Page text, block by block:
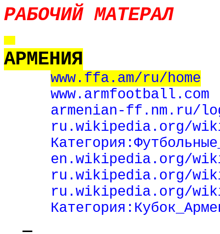
РАБОЧИЙ МАТЕРАЛ
АРМЕНИЯ
www. ffa. am/ru/home
www. armfootball . com
armenian-ff . nm . ru/
ru .wikipedia. org/
en.wikipedia.org/
ru.wikipedia.org/wiki/
ru.wikipedia.org/